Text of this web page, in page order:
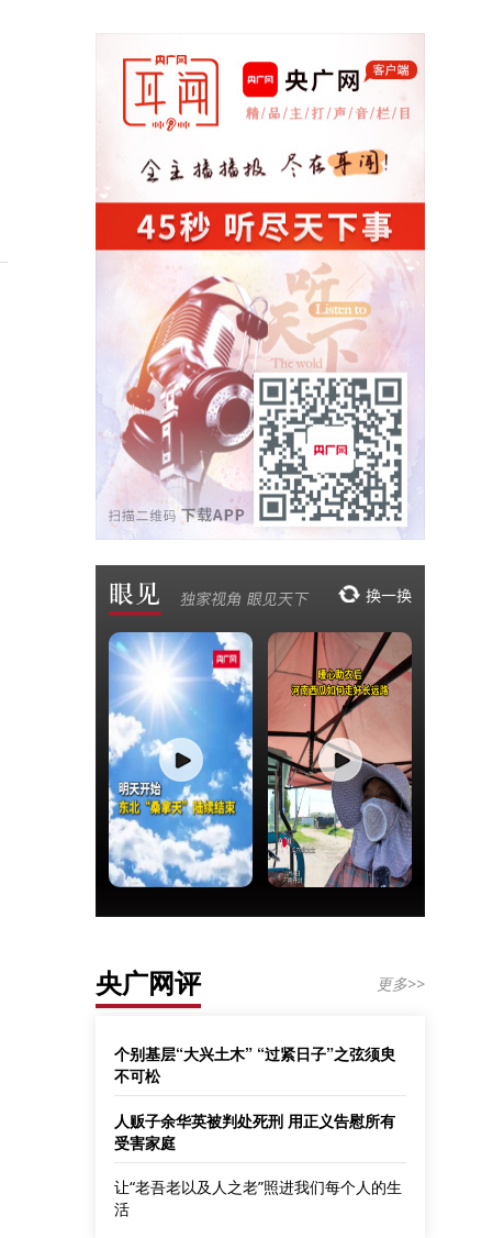
央广网评 更多>>
个别基层“大兴土木” “过紧日子”之弦须臾
不可松
人贩子余华英被判处死刑 用正义告慰所有
受害家庭
让“老吾老以及人之老”照进我们每个人的生
活